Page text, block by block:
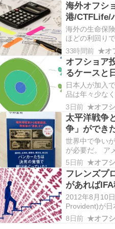
海外オフシ
港/CTFLife/
リカンライ
シミュレー
海外の生命保
ほどの利回り
だが、実際に
額や解約返戻
が沸かないか
ば、先ずは
33時間前
オフショア
るケースと
のケースが
を早めるべ
日本人が加入
品は年々少な
れていると思
できなくなる
約が不可にな
加入できるオ
減少してい…
3日前
太平洋戦争
争」ができ
ー！現代に
りが感じら
世界中で争い
が必要だ。 ア
器も多いので
いるという話
武器が腐るの
と話す人もい
お金が必…
5日前
フレンズプ
があれば
や満期後の
店がお勧め
2012年8月10
Provident)が
止した。 毎年
出す。 フレン
8日前